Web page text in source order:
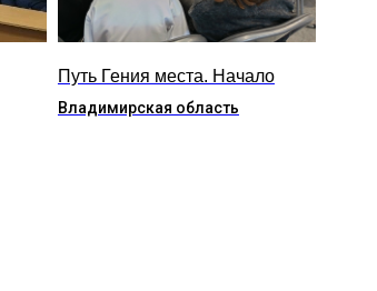
Путь Гения места. Начало
Владимирская область